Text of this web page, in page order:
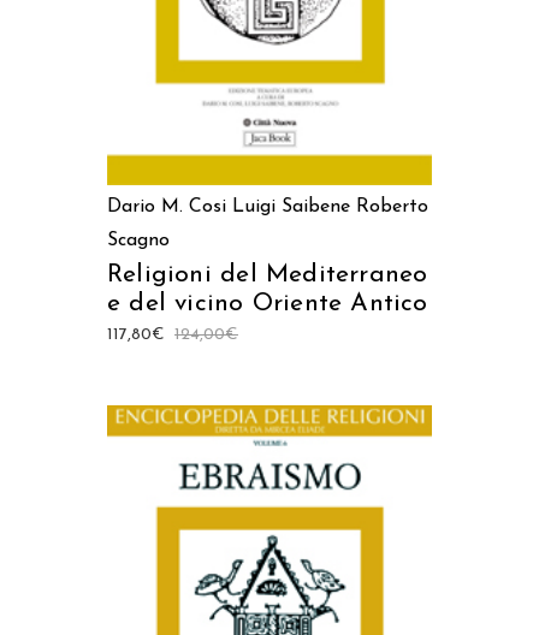
Dario M. Cosi Luigi Saibene Roberto
Scagno
Religioni del Mediterraneo
e del vicino Oriente Antico
124,00€
117,80€
AGGIUNGI AL CARRELLO